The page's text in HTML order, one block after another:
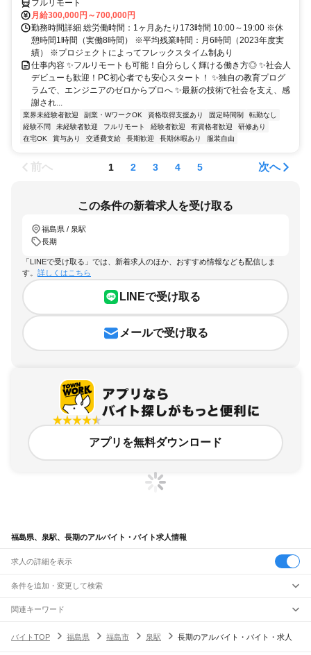
フルリモート
月給300,000円～700,000円
勤務時間詳細 総労働時間：1ヶ月あたり173時間 10:00～19:00 ※休
憩時間1時間（実働8時間） ※平均残業時間：月6時間（2023年度実
績） ※プロジェクトによってフレックスタイム制あり
仕事内容 ✨フルリモートも可能！自分らしく輝ける働き方◎ ✨社会人
デビューも歓迎！PC初心者でも安心スタート！ ✨独自の教育プログ
ラムで、エンジニアのゼロからプロへ ✨最新の技術で社会を支え、感
謝され...
業界未経験者歓迎 副業・WワークOK 資格取得支援あり 固定時間制
転勤なし
経験不問
未経験者歓迎 フルリモート 経験者歓迎 有資格者歓迎
研修あり
在宅OK
賞与あり 交通費支給 長期歓迎 長期休暇あり 服装自由
前へ 1 2 3 4 5 次へ
この条件の新着求人を受け取る
福島県 / 泉駅
長期
「LINEで受け取る」では、新着求人のほか、おすすめ情報なども配信しま
す。 詳しくはこちら
LINEで受け取る
メールで受け取る
アプリを無料ダウンロード
福島県、泉駅、長期のアルバイト・バイト求人情報
求人の詳細を表示
条件を追加・変更して検索
市区町村を追加・変更
福島県すべて
駅を追加・変更
関連キーワード
バイトTOP
福島県 福島市 泉駅 長期のアルバイト・バイト・求人